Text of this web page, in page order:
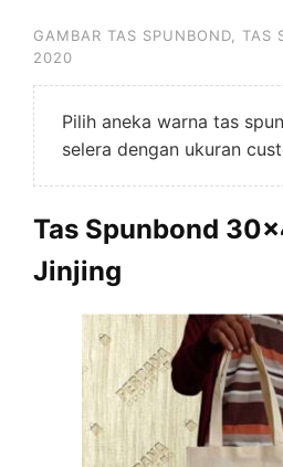
GAMBAR TAS SPUNBOND TAS
2020
Pilih aneka warna tas
selera dengan ukuran
Tas Spunbond
Jinjing